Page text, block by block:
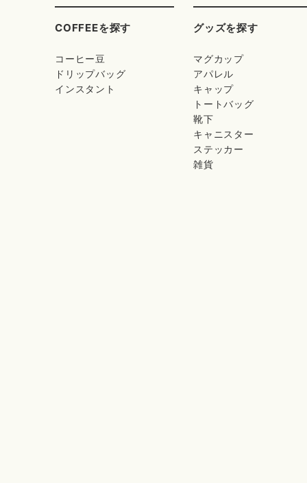
COFFEEを探す
コーヒー豆
ドリップバッグ
インスタント
グッズを探す
マグカップ
アパレル
キャップ
トートバッグ
靴下
キャニスター
ステッカー
雑貨